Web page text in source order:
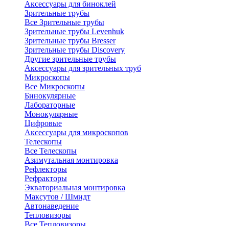
Аксессуары для биноклей
Зрительные трубы
Все Зрительные трубы
Зрительные трубы Levenhuk
Зрительные трубы Bresser
Зрительные трубы Discovery
Другие зрительные трубы
Аксессуары для зрительных труб
Микроскопы
Все Микроскопы
Бинокулярные
Лабораторные
Монокулярные
Цифровые
Аксессуары для микроскопов
Телескопы
Все Телескопы
Азимутальная монтировка
Рефлекторы
Рефракторы
Экваториальная монтировка
Максутов / Шмидт
Автонаведение
Тепловизоры
Все Тепловизоры